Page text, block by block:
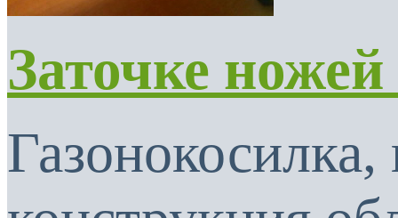
Заточке